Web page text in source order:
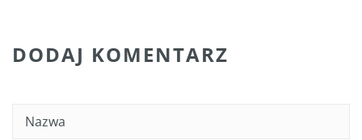
DODAJ KOMENTARZ